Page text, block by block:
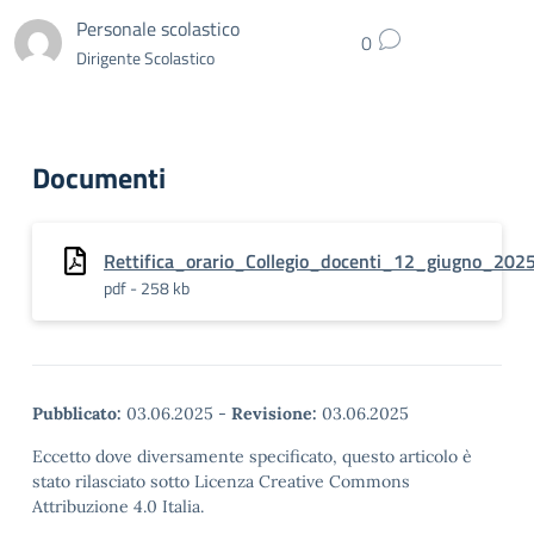
Personale scolastico
Dirigente Scolastico 0
Documenti
pdf - 258 kb
Pubblicato: 03.06.2025 - Revisione: 03.06.2025
Eccetto dove diversamente specificato, questo articolo è
stato rilasciato sotto Licenza Creative Commons
Attribuzione 4.0 Italia.